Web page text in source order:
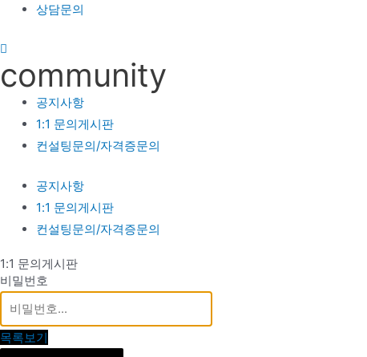
상담문의
community
공지사항
1:1 문의게시판
컨설팅문의/자격증문의
공지사항
1:1 문의게시판
컨설팅문의/자격증문의
1:1 문의게시판
비밀번호
목록보기